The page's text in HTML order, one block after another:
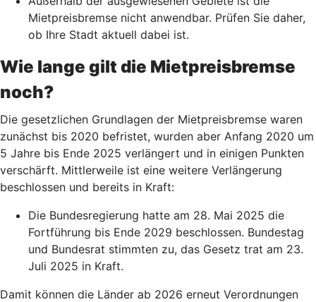
Mietpreisbremse nicht anwendbar. Prüfen Sie daher,
ob Ihre Stadt aktuell dabei ist.
Wie lange gilt die Mietpreisbremse
noch?
Die gesetzlichen Grundlagen der Mietpreisbremse waren
zunächst bis 2020 befristet, wurden aber Anfang 2020 um
5 Jahre bis Ende 2025 verlängert und in einigen Punkten
verschärft. Mittlerweile ist eine weitere Verlängerung
beschlossen und bereits in Kraft:
Die Bundesregierung hatte am 28. Mai 2025 die
Fortführung bis Ende 2029 beschlossen. Bundestag
und Bundesrat stimmten zu, das Gesetz trat am 23.
Juli 2025 in Kraft.
Damit können die Länder ab 2026 erneut Verordnungen